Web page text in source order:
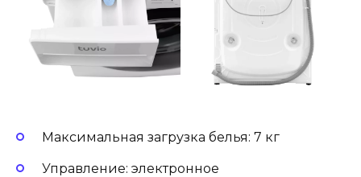
Максимальная загрузка белья: 7 кг
Управление: электронное